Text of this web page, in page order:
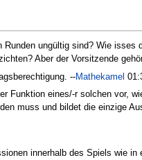
ungültig sind? Wie isses
Aber der Vorsitzende
--Mathekamel
Funktion eines/-r solchen vor,
muss und bildet die einzige
innerhalb des Spiels wie